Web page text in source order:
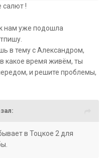
салют !
нам уже подошла
в тему с Александром,
какое время живём, ты
и решите проблемы,
в Тоцкое 2 для